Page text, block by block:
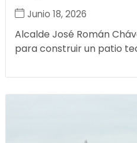
Junio 18, 2026
Alcalde José Román
para construir un patio